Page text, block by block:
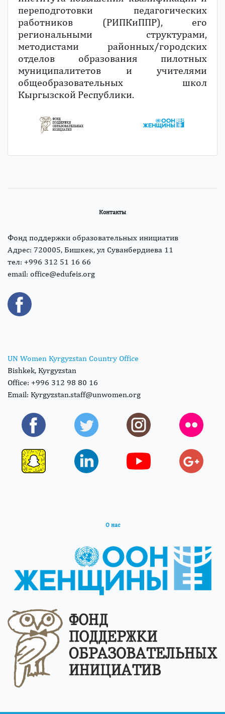
переподготовки педагогических
работников (РИПКиППР), его
региональными структурами,
методистами районных/городских
отделов образования пилотных
муниципалитетов и учителями
общеобразовательных школ
Кыргызской Республики.
Контакты
Фонд поддержки образовательных инициатив
Адрес: 720005, Бишкек, ул Суванбердиева 11
тел: +996 312 51 16 66
email: office@edufeis.org
UN Women Kyrgyzstan Country Office
Bishkek, Kyrgyzstan
Office: +996 312 98 80 16
Email: Kyrgyzstan.staff@unwomen.org
О нас